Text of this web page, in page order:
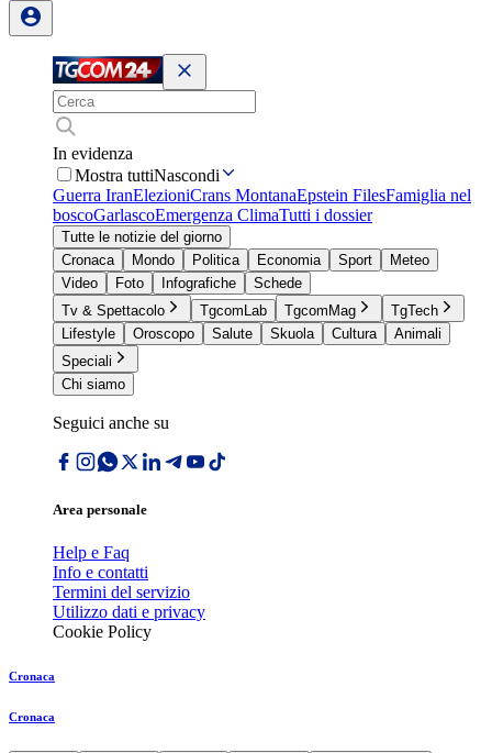
In evidenza
Mostra tuttiNascondi
Guerra IranElezioniCrans MontanaEpstein FilesFamiglia nel
boscoGarlascoEmergenza ClimaTutti i dossier
Tutte le notizie del giorno
Cronaca
Mondo Politica Economia Sport
Meteo
Video
Foto Infografiche
Schede
Tv & Spettacolo
TgcomLab TgcomMag
TgTech
Lifestyle
Oroscopo Salute Skuola Cultura
Animali
Speciali
Chi siamo
Seguici anche su
Area personale
Help e Faq
Info e contatti
Termini del servizio
Utilizzo dati e privacy
Cookie Policy
Cronaca
Cronaca